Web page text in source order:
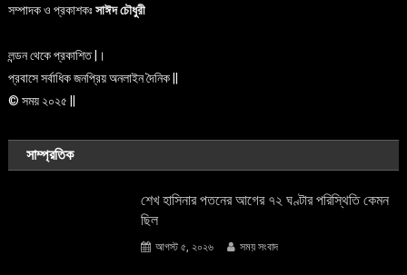
সম্পাদক ও প্রকাশকঃসাঈদ চৌধুরী
লন্ডন থেকে প্রকাশিত |।
প্রবাসে সর্বাধিক জনপ্রিয় অনলাইন দৈনিক ||
© সময় ২০২৫ ||
সাম্প্রতিক
শেখ হাসিনার পতনের আগের ৭২ ঘণ্টার পরিস্থিতি কেমন
ছিল
আগস্ট ৫, ২০২৬ সময় সংবাদ